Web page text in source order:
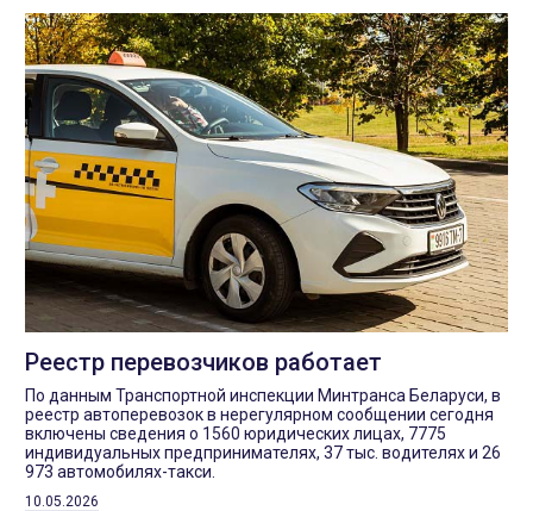
Реестр перевозчиков работает
По данным Транспортной инспекции Минтранса Беларуси, в
реестр автоперевозок в нерегулярном сообщении сегодня
включены сведения о 1560 юридических лицах, 7775
индивидуальных предпринимателях, 37 тыс. водителях и 26
973 автомобилях-такси.
10.05.2026